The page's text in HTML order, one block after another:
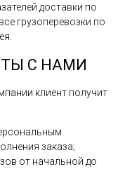
доставки по
грузоперевозки по
С НАМИ
клиент получит
заказа;
от начальной до